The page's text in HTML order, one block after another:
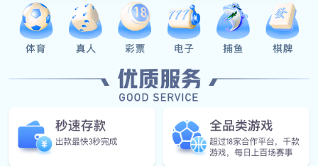
PRODUCT ADVANTAGES
精美外观 精密度高